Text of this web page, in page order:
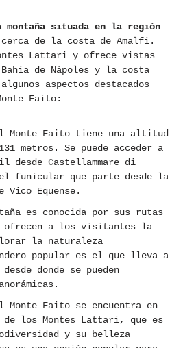
montaña situada en la región
de la costa de Amalfi.
Lattari y ofrece vistas
de Nápoles y la costa
aspectos destacados
Faito:
Monte Faito tiene una altitud
metros. Se puede acceder a
desde Castellammare di
funicular que parte desde la
Equense.
es conocida por sus rutas
ofrecen a los visitantes la
la naturaleza
popular es el que lleva a
donde se pueden
Monte Faito se encuentra en
de los Montes Lattari, que es
y su belleza